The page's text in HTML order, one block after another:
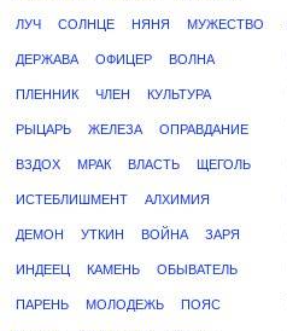
ЛУЧ СОЛНЦЕ НЯНЯ МУЖЕСТВО
ДЕРЖАВА ОФИЦЕР ВОЛНА
ПЛЕННИК ЧЛЕН КУЛЬТУРА
РЫЦАРЬ ЖЕЛЕЗА ОПРАВДАНИЕ
ВЗДОХ МРАК ВЛАСТЬ ЩЕГОЛЬ
ИСТЕБЛИШМЕНТ АЛХИМИЯ
ДЕМОН УТКИН ВОЙНА ЗАРЯ
ИНДЕЕЦ КАМЕНЬ ОБЫВАТЕЛЬ
ПАРЕНЬ МОЛОДЕЖЬ ПОЯС